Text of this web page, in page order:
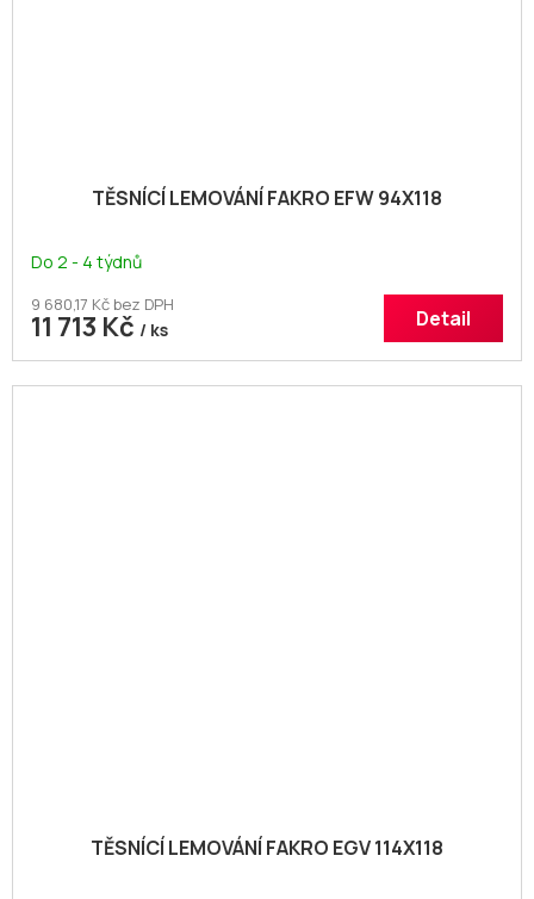
TĚSNÍCÍ LEMOVÁNÍ FAKRO EFW 94X118
Do 2 - 4 týdnů
9 680,17 Kč bez DPH
11 713 Kč / ks Detail
TĚSNÍCÍ LEMOVÁNÍ FAKRO EGV 114X118